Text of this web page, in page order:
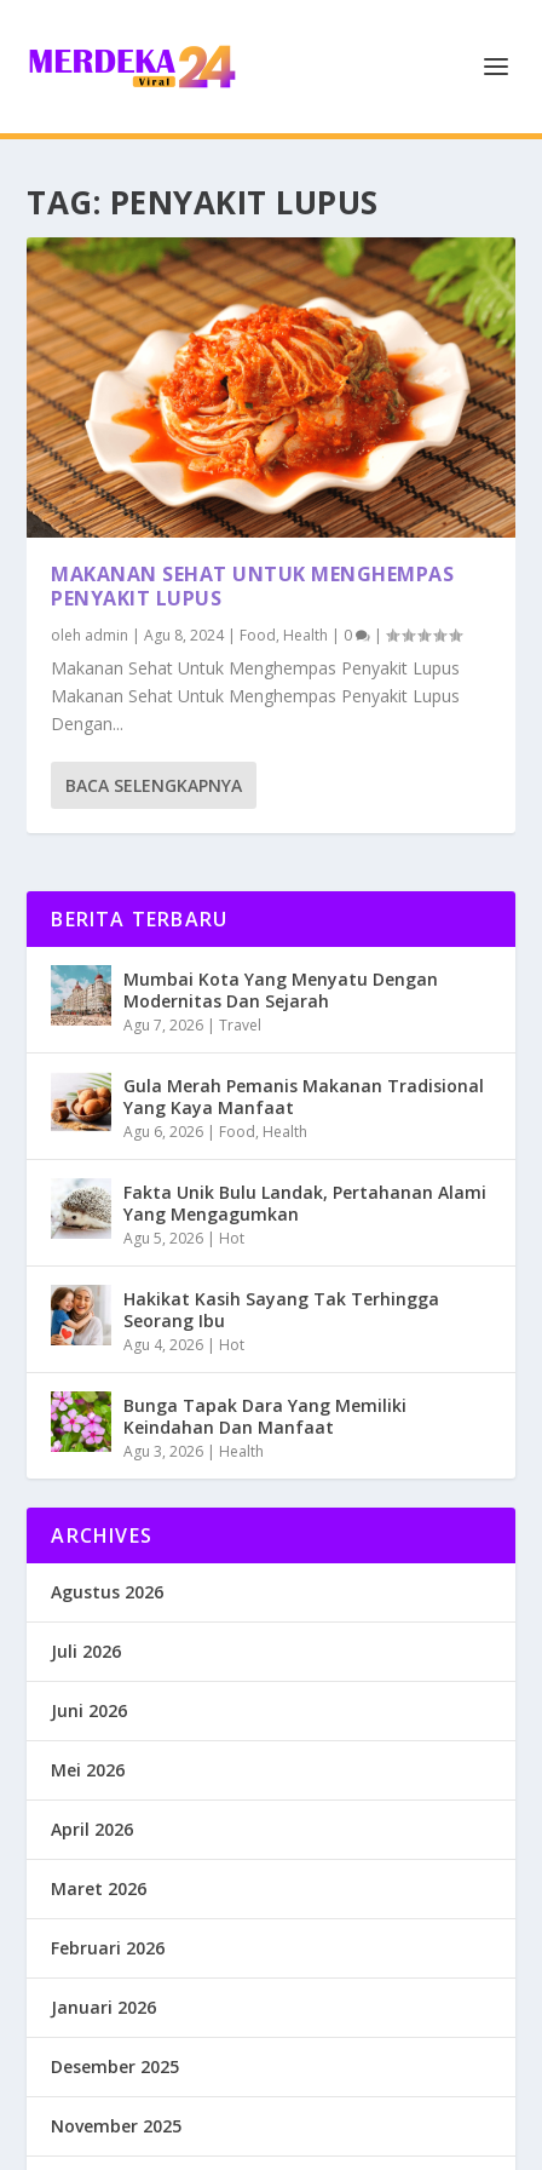
TAG: PENYAKIT LUPUS
MAKANAN SEHAT UNTUK MENGHEMPAS
PENYAKIT LUPUS
oleh admin |Agu 8, 2024| Food, Health | 0 |
Makanan Sehat Untuk Menghempas Penyakit Lupus
Makanan Sehat Untuk Menghempas Penyakit Lupus
Dengan...
BACA SELENGKAPNYA
BERITA TERBARU
Mumbai Kota Yang Menyatu Dengan
Modernitas Dan Sejarah
Agu 7, 2026 |Travel
Gula Merah Pemanis Makanan Tradisional
Yang Kaya Manfaat
Agu 6, 2026 | Food, Health
Fakta Unik Bulu Landak, Pertahanan Alami
Yang Mengagumkan
Agu 5, 2026 | Hot
Hakikat Kasih Sayang Tak Terhingga
Seorang Ibu
Agu 4, 2026 | Hot
Bunga Tapak Dara Yang Memiliki
Keindahan Dan Manfaat
Agu 3, 2026 | Health
ARCHIVES
Agustus 2026
Juli 2026
Juni 2026
Mei 2026
April 2026
Maret 2026
Februari 2026
Januari 2026
Desember 2025
November 2025